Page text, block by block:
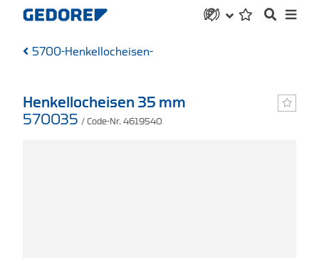
5700-Henkellocheisen-
Henkellocheisen 35 mm
570035 / Code-Nr. 4619540